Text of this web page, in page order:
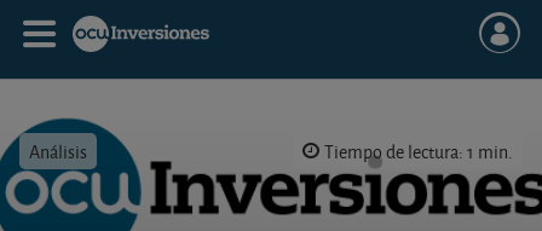
Análisis Tiempo de lectura: 1 min.